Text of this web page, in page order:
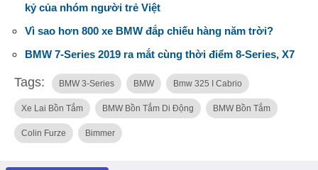
kỷ của nhóm người trẻ Việt
Vì sao hơn 800 xe BMW đắp chiếu hàng năm trời?
BMW 7-Series 2019 ra mắt cùng thời điểm 8-Series, X7
Tags: BMW 3-Series BMW Bmw 325 I Cabrio
Xe Lai Bồn Tắm BMW Bồn Tắm Di Động BMW Bồn Tắm
Colin Furze Bimmer